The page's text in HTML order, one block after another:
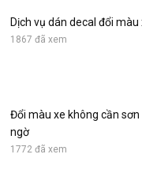
Dịch vụ dán decal đổi màu
1867 đã xem
Đổi màu xe không cần
ngờ
1772 đã xem